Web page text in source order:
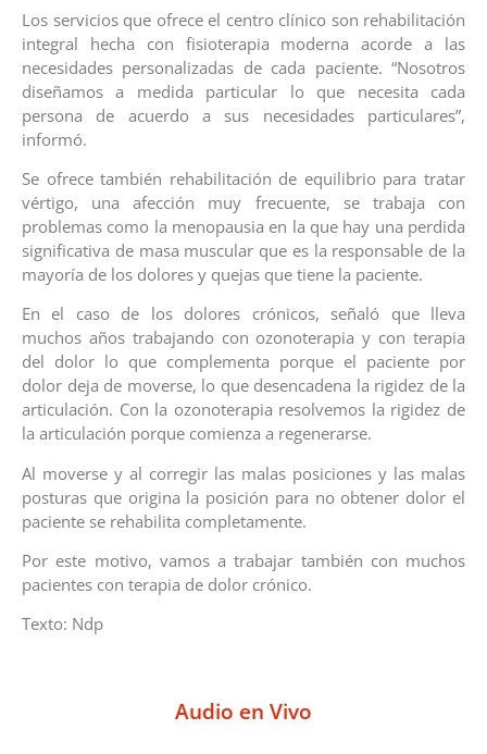
Los servicios que ofrece el centro clínico son rehabilitación
integral hecha con fisioterapia moderna acorde a las
necesidades personalizadas de cada paciente. “Nosotros
diseñamos a medida particular lo que necesita cada
persona de acuerdo a sus necesidades particulares”,
informó.
Se ofrece también rehabilitación de equilibrio para tratar
vértigo, una afección muy frecuente, se trabaja con
problemas como la menopausia en la que hay una perdida
significativa de masa muscular que es la responsable de la
mayoría de los dolores y quejas que tiene la paciente.
En el caso de los dolores crónicos, señaló que lleva
muchos años trabajando con ozonoterapia y con terapia
del dolor lo que complementa porque el paciente por
dolor deja de moverse, lo que desencadena la rigidez de la
articulación. Con la ozonoterapia resolvemos la rigidez de
la articulación porque comienza a regenerarse.
Al moverse y al corregir las malas posiciones y las malas
posturas que origina la posición para no obtener dolor el
paciente se rehabilita completamente.
Por este motivo, vamos a trabajar también con muchos
pacientes con terapia de dolor crónico.
Texto: Ndp
Audio en Vivo